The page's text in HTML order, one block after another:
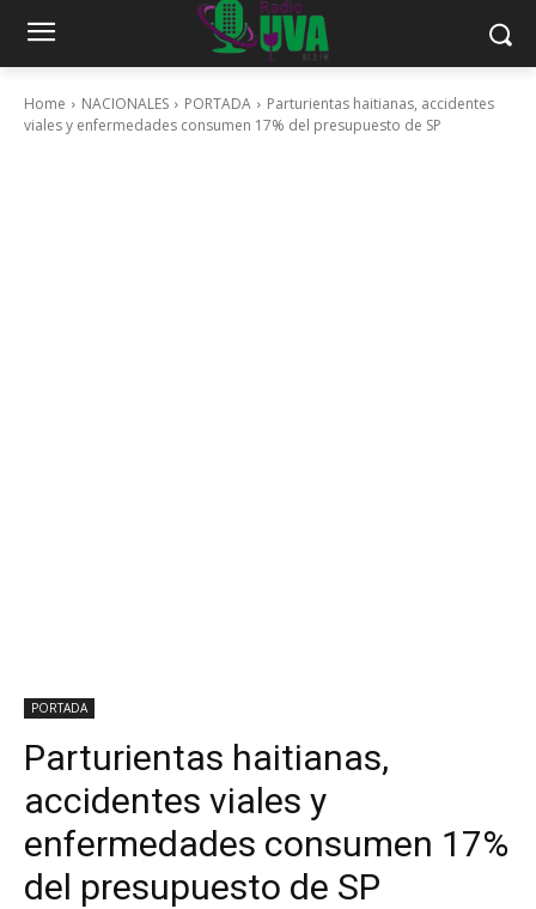
Home NACIONALES PORTADA
Parturientas haitianas, accidentes
viales y enfermedades consumen 17% del presupuesto de SP
PORTADA
Parturientas haitianas,
accidentes viales y
enfermedades consumen 17%
del presupuesto de SP